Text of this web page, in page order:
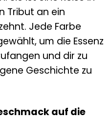
Tribut an ein
Jede Farbe
um die Essenz
und dir zu
Geschichte zu
auf die